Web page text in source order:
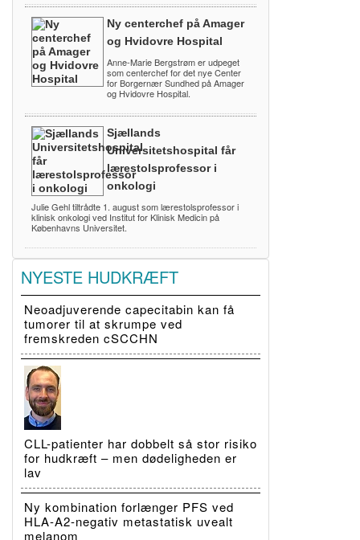
Ny centerchef på Amager
og Hvidovre Hospital
Anne-Marie Bergstrøm er udpeget
som centerchef for det nye Center
for Borgernær Sundhed på Amager
og Hvidovre Hospital.
Sjællands
Universitetshospital får
lærestolsprofessor i
onkologi
Julie Gehl tiltrådte 1. august som lærestolsprofessor i
klinisk onkologi ved Institut for Klinisk Medicin på
Københavns Universitet.
NYESTE HUDKRÆFT
Neoadjuverende capecitabin kan få
tumorer til at skrumpe ved
fremskreden cSCCHN
CLL-patienter har dobbelt så stor risiko
for hudkræft – men dødeligheden er
lav
Ny kombination forlænger PFS ved
HLA-A2-negativ metastatisk uvealt
melanom